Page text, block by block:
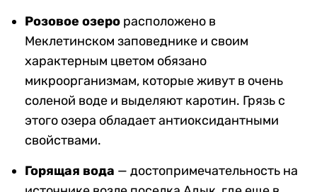
Розовое озеро расположено в
Меклетинском заповеднике и своим
характерным цветом обязано
микроорганизмам, которые живут в очень
соленой воде и выделяют каротин. Грязь с
этого озера обладает антиоксидантными
свойствами.
Горящая вода — достопримечательность на